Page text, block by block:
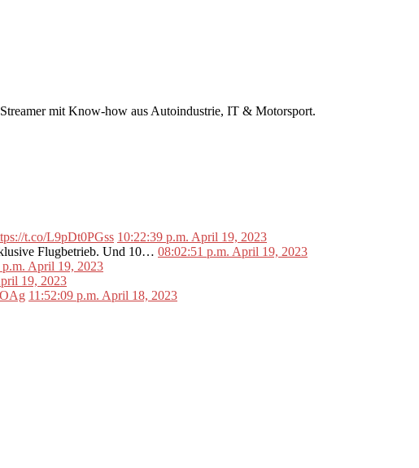
mit Know-how aus Autoindustrie, IT & Motorsport.
t.co/L9pDt0PGss 10:22:39 p.m. April 19, 2023
Flugbetrieb. Und 10… 08:02:51 p.m. April 19, 2023
p.m. April 19, 2023
19, 2023
11:52:09 p.m. April 18, 2023